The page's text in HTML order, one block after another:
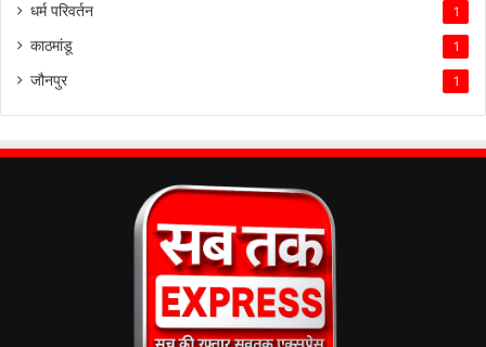
धर्म परिवर्तन 1
काठमांडू 1
जौनपुर 1